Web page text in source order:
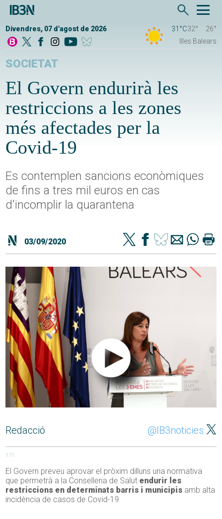
Divendres, 07 d'agost de 2026 31°C32°
26°
Illes Balears
SOCIETAT
El Govern endurirà les
restriccions a les zones
més afectades per la
Covid-19
Es contemplen sancions econòmiques
de fins a tres mil euros en cas
d'incomplir la quarantena
03/09/2020
Redacció @IB3noticies
171
El Govern preveu aprovar el pròxim dilluns una normativa
que permetrà a la Conselleria de Salut endurir les
restriccions en determinats barris i municipis amb alta
incidència de casos de Covid-19.